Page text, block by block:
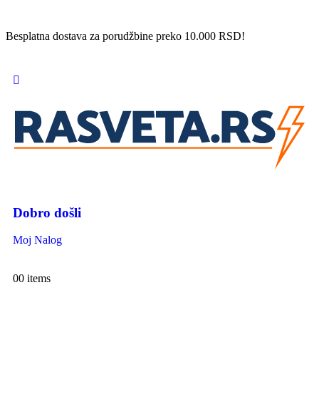
Besplatna dostava za porudžbine preko 10.000 RSD!
Dobro došli
Moj Nalog
00 items